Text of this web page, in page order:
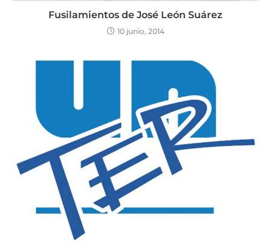
Fusilamientos de José León Suárez
10 junio, 2014